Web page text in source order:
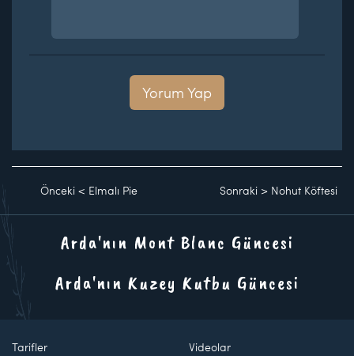
Yorum Yap
Önceki < Elmalı Pie Sonraki > Nohut Köftesi
Arda'nın Mont Blanc Güncesi
Arda'nın Kuzey Kutbu Güncesi
Tarifler Videolar